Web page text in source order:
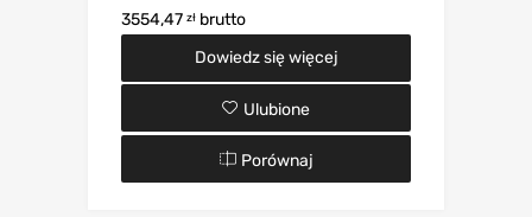
3554,47 zł brutto
Dowiedz się więcej
Ulubione
Porównaj